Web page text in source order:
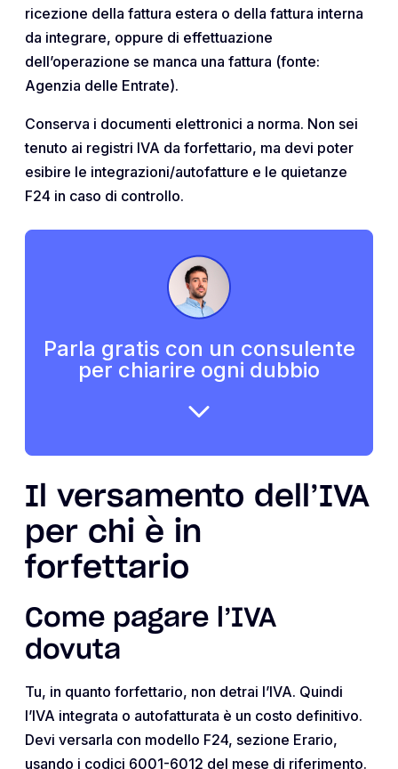
ricezione della fattura estera o della fattura interna
da integrare, oppure di effettuazione
dell’operazione se manca una fattura (fonte:
Agenzia delle Entrate).
Conserva i documenti elettronici a norma. Non sei
tenuto ai registri IVA da forfettario, ma devi poter
esibire le integrazioni/autofatture e le quietanze
F24 in caso di controllo.
Parla gratis con un consulente
per chiarire ogni dubbio
Il versamento dell’IVA
per chi è in
forfettario
Come pagare l’IVA
dovuta
Tu, in quanto forfettario, non detrai l’IVA. Quindi
l’IVA integrata o autofatturata è un costo definitivo.
Devi versarla con modello F24, sezione Erario,
usando i codici 6001-6012 del mese di riferimento.